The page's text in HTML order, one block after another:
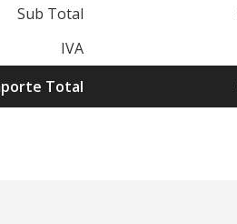
Sub Total
IVA
Total